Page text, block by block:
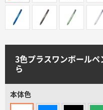
サイトメニュー
ご注文の流れ
3色プラスワンボールペ
ら
本体色